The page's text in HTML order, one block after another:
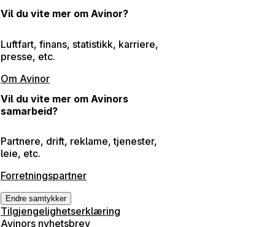
Vil du vite mer om Avinor?
Luftfart, finans, statistikk, karriere,
presse, etc.
Om Avinor
Vil du vite mer om Avinors
samarbeid?
Partnere, drift, reklame, tjenester,
leie, etc.
Forretningspartner
Endre samtykker
Tilgjengelighetserklæring
Avinors nyhetsbrev